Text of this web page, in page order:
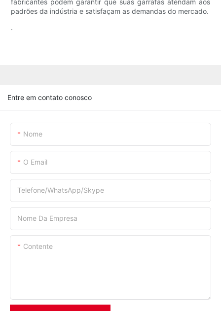
fabricantes podem garantir que suas garrafas atendam aos
padrões da indústria e satisfaçam as demandas do mercado.
.
Entre em contato conosco
Nome
O Email
Telefone/WhatsApp/Skype
Nome Da Empresa
Contente